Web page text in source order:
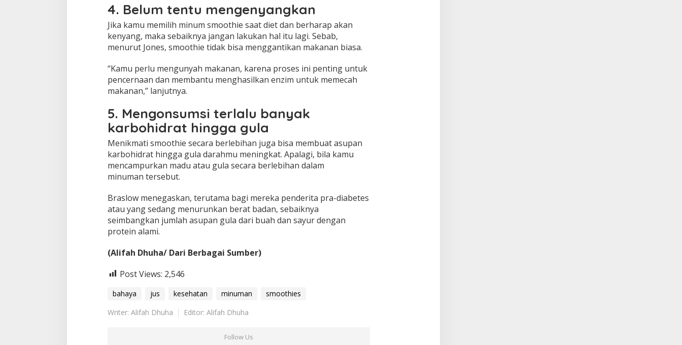
4. Belum tentu mengenyangkan
Jika kamu memilih minum smoothie saat diet dan berharap akan
kenyang, maka sebaiknya jangan lakukan hal itu lagi. Sebab,
menurut Jones, smoothie tidak bisa menggantikan makanan biasa.
“Kamu perlu mengunyah makanan, karena proses ini penting untuk
pencernaan dan membantu menghasilkan enzim untuk memecah
makanan,” lanjutnya.
5. Mengonsumsi terlalu banyak
karbohidrat hingga gula
Menikmati smoothie secara berlebihan juga bisa membuat asupan
karbohidrat hingga gula darahmu meningkat. Apalagi, bila kamu
mencampurkan madu atau gula secara berlebihan dalam
minuman tersebut.
Braslow menegaskan, terutama bagi mereka penderita pra-diabetes
atau yang sedang menurunkan berat badan, sebaiknya
seimbangkan jumlah asupan gula dari buah dan sayur dengan
protein alami.
(Alifah Dhuha/ Dari Berbagai Sumber)
Post Views: 2,546
bahaya jus kesehatan minuman
smoothies
Writer: Alifah Dhuha
Editor: Alifah Dhuha
Follow Us